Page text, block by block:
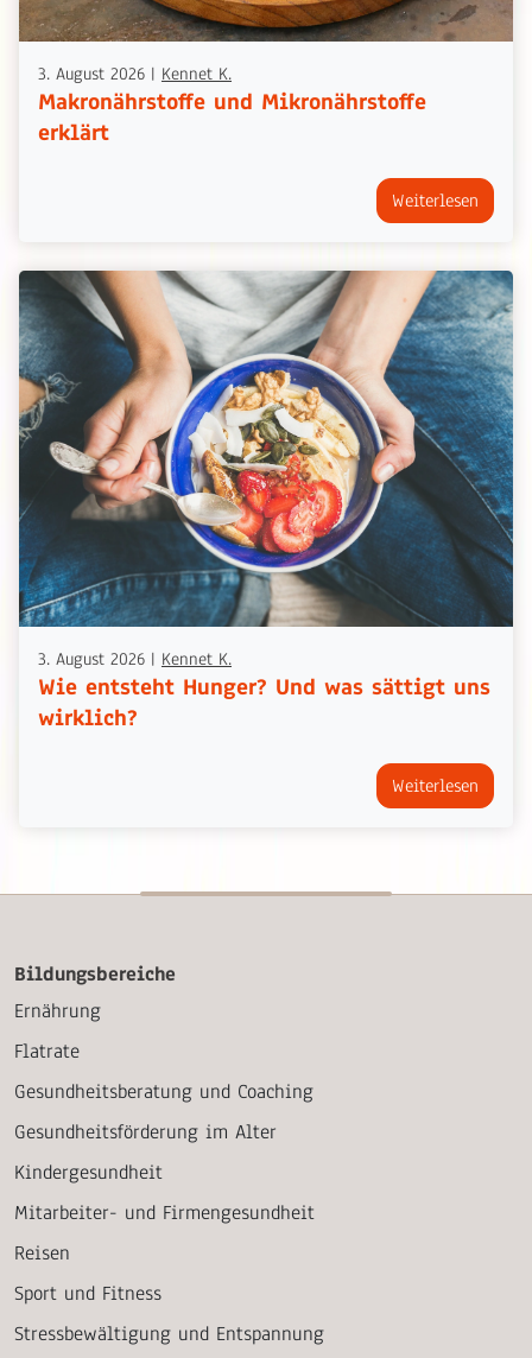
3. August 2026 | Kennet K.
Makronährstoffe und Mikronährstoffe
erklärt
Weiterlesen
3. August 2026 | Kennet K.
Wie entsteht Hunger? Und was sättigt uns
wirklich?
Weiterlesen
Bildungsbereiche
Ernährung
Flatrate
Gesundheitsberatung und Coaching
Gesundheitsförderung im Alter
Kindergesundheit
Mitarbeiter- und Firmengesundheit
Reisen
Sport und Fitness
Stressbewältigung und Entspannung